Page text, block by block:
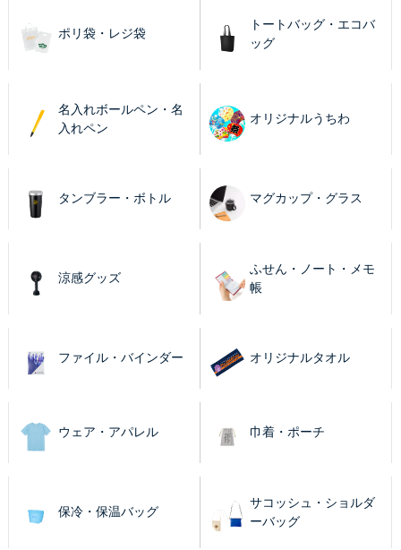
ポリ袋・レジ袋
トートバッグ・エコバ
ッグ
名入れボールペン・名
入れペン
オリジナルうちわ
タンブラー・ボトル マグカップ・グラス
涼感グッズ
ふせん・ノート・メモ
帳
ファイル・バインダー オリジナルタオル
ウェア・アパレル 巾着・ポーチ
保冷・保温バッグ
サコッシュ・ショルダ
ーバッグ